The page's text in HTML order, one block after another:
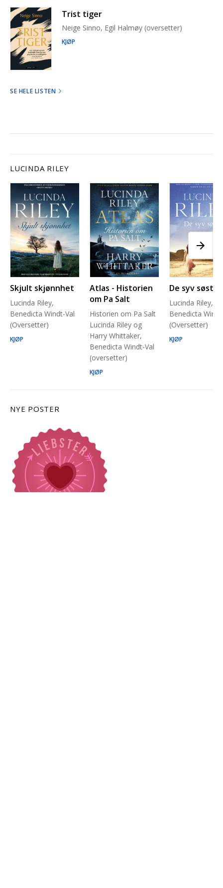
Trist tiger
Neige Sinno, Egil Halmøy (oversetter)
KJØP
SE HELE LISTEN
LUCINDA RILEY
Skjult skjønnhet
Lucinda Riley,
Benedicta Windt-Val
(Oversetter)
KJØP
Atlas - Historien
om Pa Salt
Historien om Pa Salt
Lucinda Riley og
Harry Whittaker,
Benedicta Windt-Val
(oversetter)
KJØP
De syv søstre
Lucinda Riley,
Benedicta
(Oversetter)
KJØP
NYE POSTER